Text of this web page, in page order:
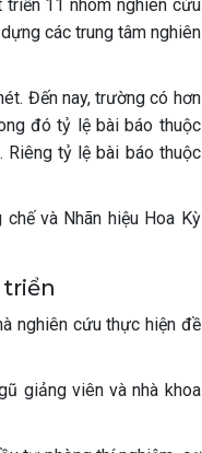
11 nhóm nghiên cứu
các trung tâm nghiên
Đến nay, trường có hơn
đó tỷ lệ bài báo thuộc
tỷ lệ bài báo thuộc
và Nhãn hiệu Hoa Kỳ
nghiên cứu thực hiện đề
giảng viên và nhà khoa